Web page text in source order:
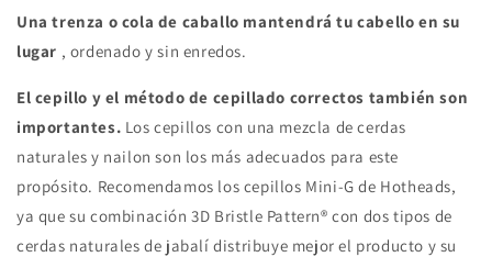
Una trenza o cola de caballo mantendrá tu cabello en su
lugar , ordenado y sin enredos.
El cepillo y el método de cepillado correctos también son
importantes. Los cepillos con una mezcla de cerdas
naturales y nailon son los más adecuados para este
propósito. Recomendamos los cepillos Mini-G de Hotheads,
ya que su combinación 3D Bristle Pattern® con dos tipos de
cerdas naturales de jabalí distribuye mejor el producto y su